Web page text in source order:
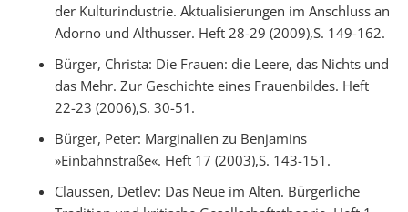
der Kulturindustrie. Aktualisierungen im Anschluss an
Adorno und Althusser. Heft 28-29 (2009),S. 149-162.
Bürger, Christa: Die Frauen: die Leere, das Nichts und
das Mehr. Zur Geschichte eines Frauenbildes. Heft
22-23 (2006),S. 30-51.
Bürger, Peter: Marginalien zu Benjamins
»Einbahnstraße«. Heft 17 (2003),S. 143-151.
Claussen, Detlev: Das Neue im Alten. Bürgerliche